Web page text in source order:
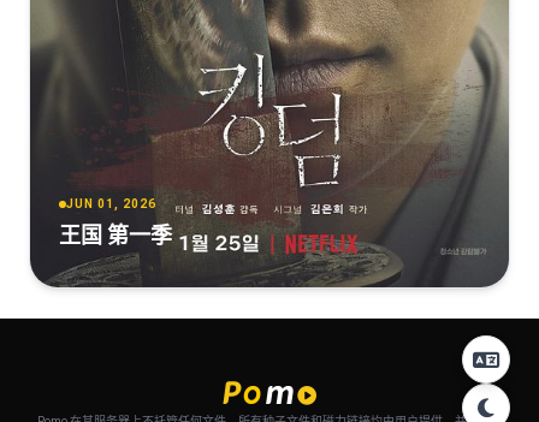
JUN 01, 2026
王国 第一季